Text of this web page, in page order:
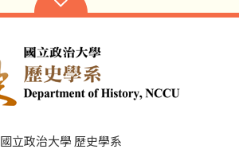
國立政治大學 歷史學系